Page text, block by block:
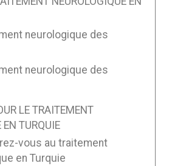
neurologique des
neurologique des
LE TRAITEMENT
EN TURQUIE
vous au traitement
en Turquie